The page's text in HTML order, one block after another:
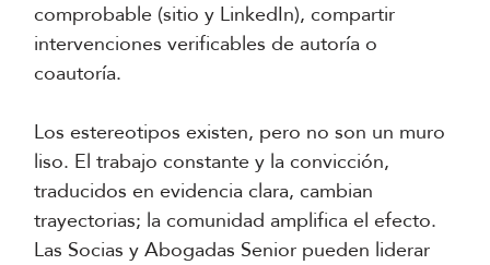
comprobable (sitio y LinkedIn), compartir
intervenciones verificables de autoría o
coautoría.
Los estereotipos existen, pero no son un muro
liso. El trabajo constante y la convicción,
traducidos en evidencia clara, cambian
trayectorias; la comunidad amplifica el efecto.
Las Socias y Abogadas Senior pueden liderar